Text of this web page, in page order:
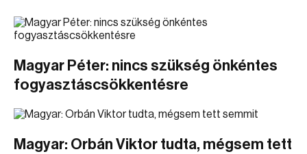
Magyar Péter: nincs szükség önkéntes
fogyasztáscsökkentésre
Magyar: Orbán Viktor tudta, mégsem tett